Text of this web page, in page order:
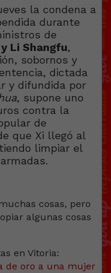
la condena a
durante
de
Li Shangfu,
sobornos y
dictada
y difundida por
, supone uno
contra la
de
que Xi llegó al
limpiar el
en Vitoria:
de oro a una mujer